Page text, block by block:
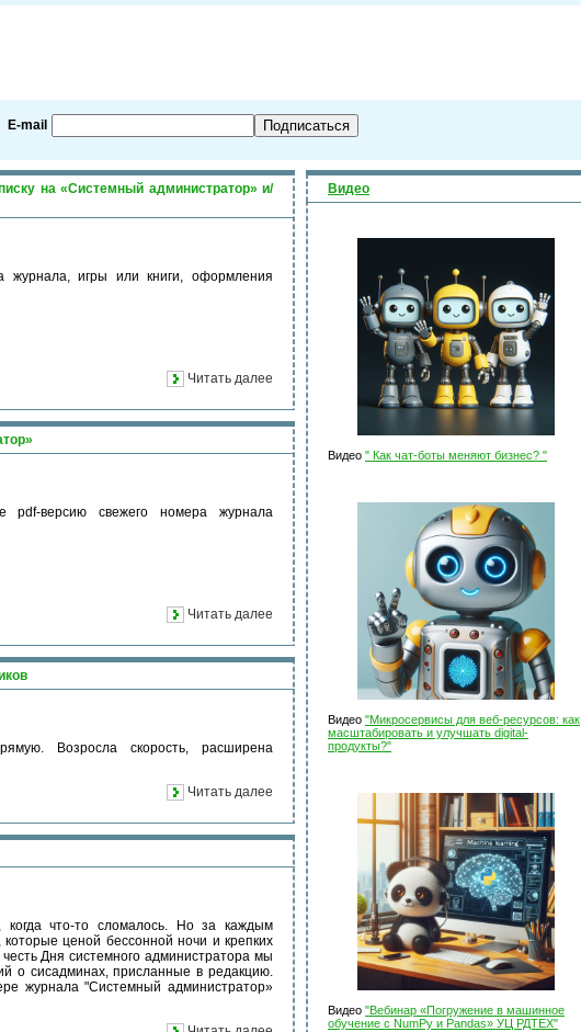
E-mail Подписаться
на «Системный администратор» и/
журнала, игры или книги, оформления
Читать далее
pdf-версию свежего номера журнала
Читать далее
Возросла скорость, расширена
Читать далее
когда что-то сломалось. Но за каждым
ценой бессонной ночи и крепких
Дня системного администратора мы
о сисадминах, присланные в редакцию.
журнала "Системный администратор»
Видео
Видео " Как чат-боты меняют бизнес? "
Видео "Микросервисы для веб-ресурсов: как
масштабировать и улучшать digital-
продукты?"
Видео "Вебинар «Погружение в машинное
обучение с NumPy и Pandas» УЦ РДТЕХ"